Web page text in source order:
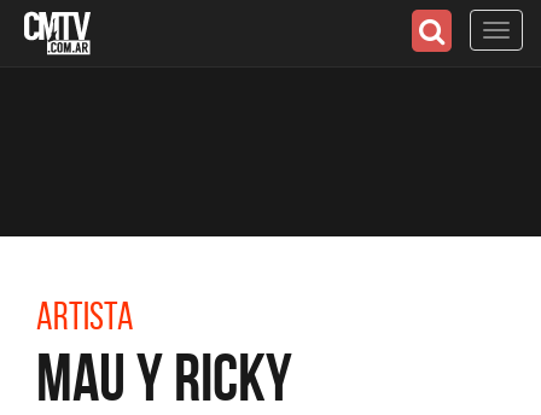
Artista
Mau y Ricky